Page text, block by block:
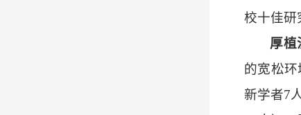
校十佳研
厚植
的宽松
新学者7